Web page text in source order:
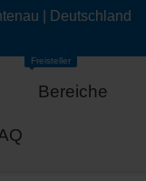
| Deutschland
Bereiche
Freisteller